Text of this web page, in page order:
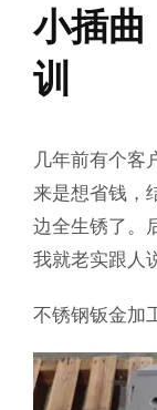
小插
训
几年前有个客
来是想省钱，
边全生锈了。
我就老实跟人
不锈钢钣金加